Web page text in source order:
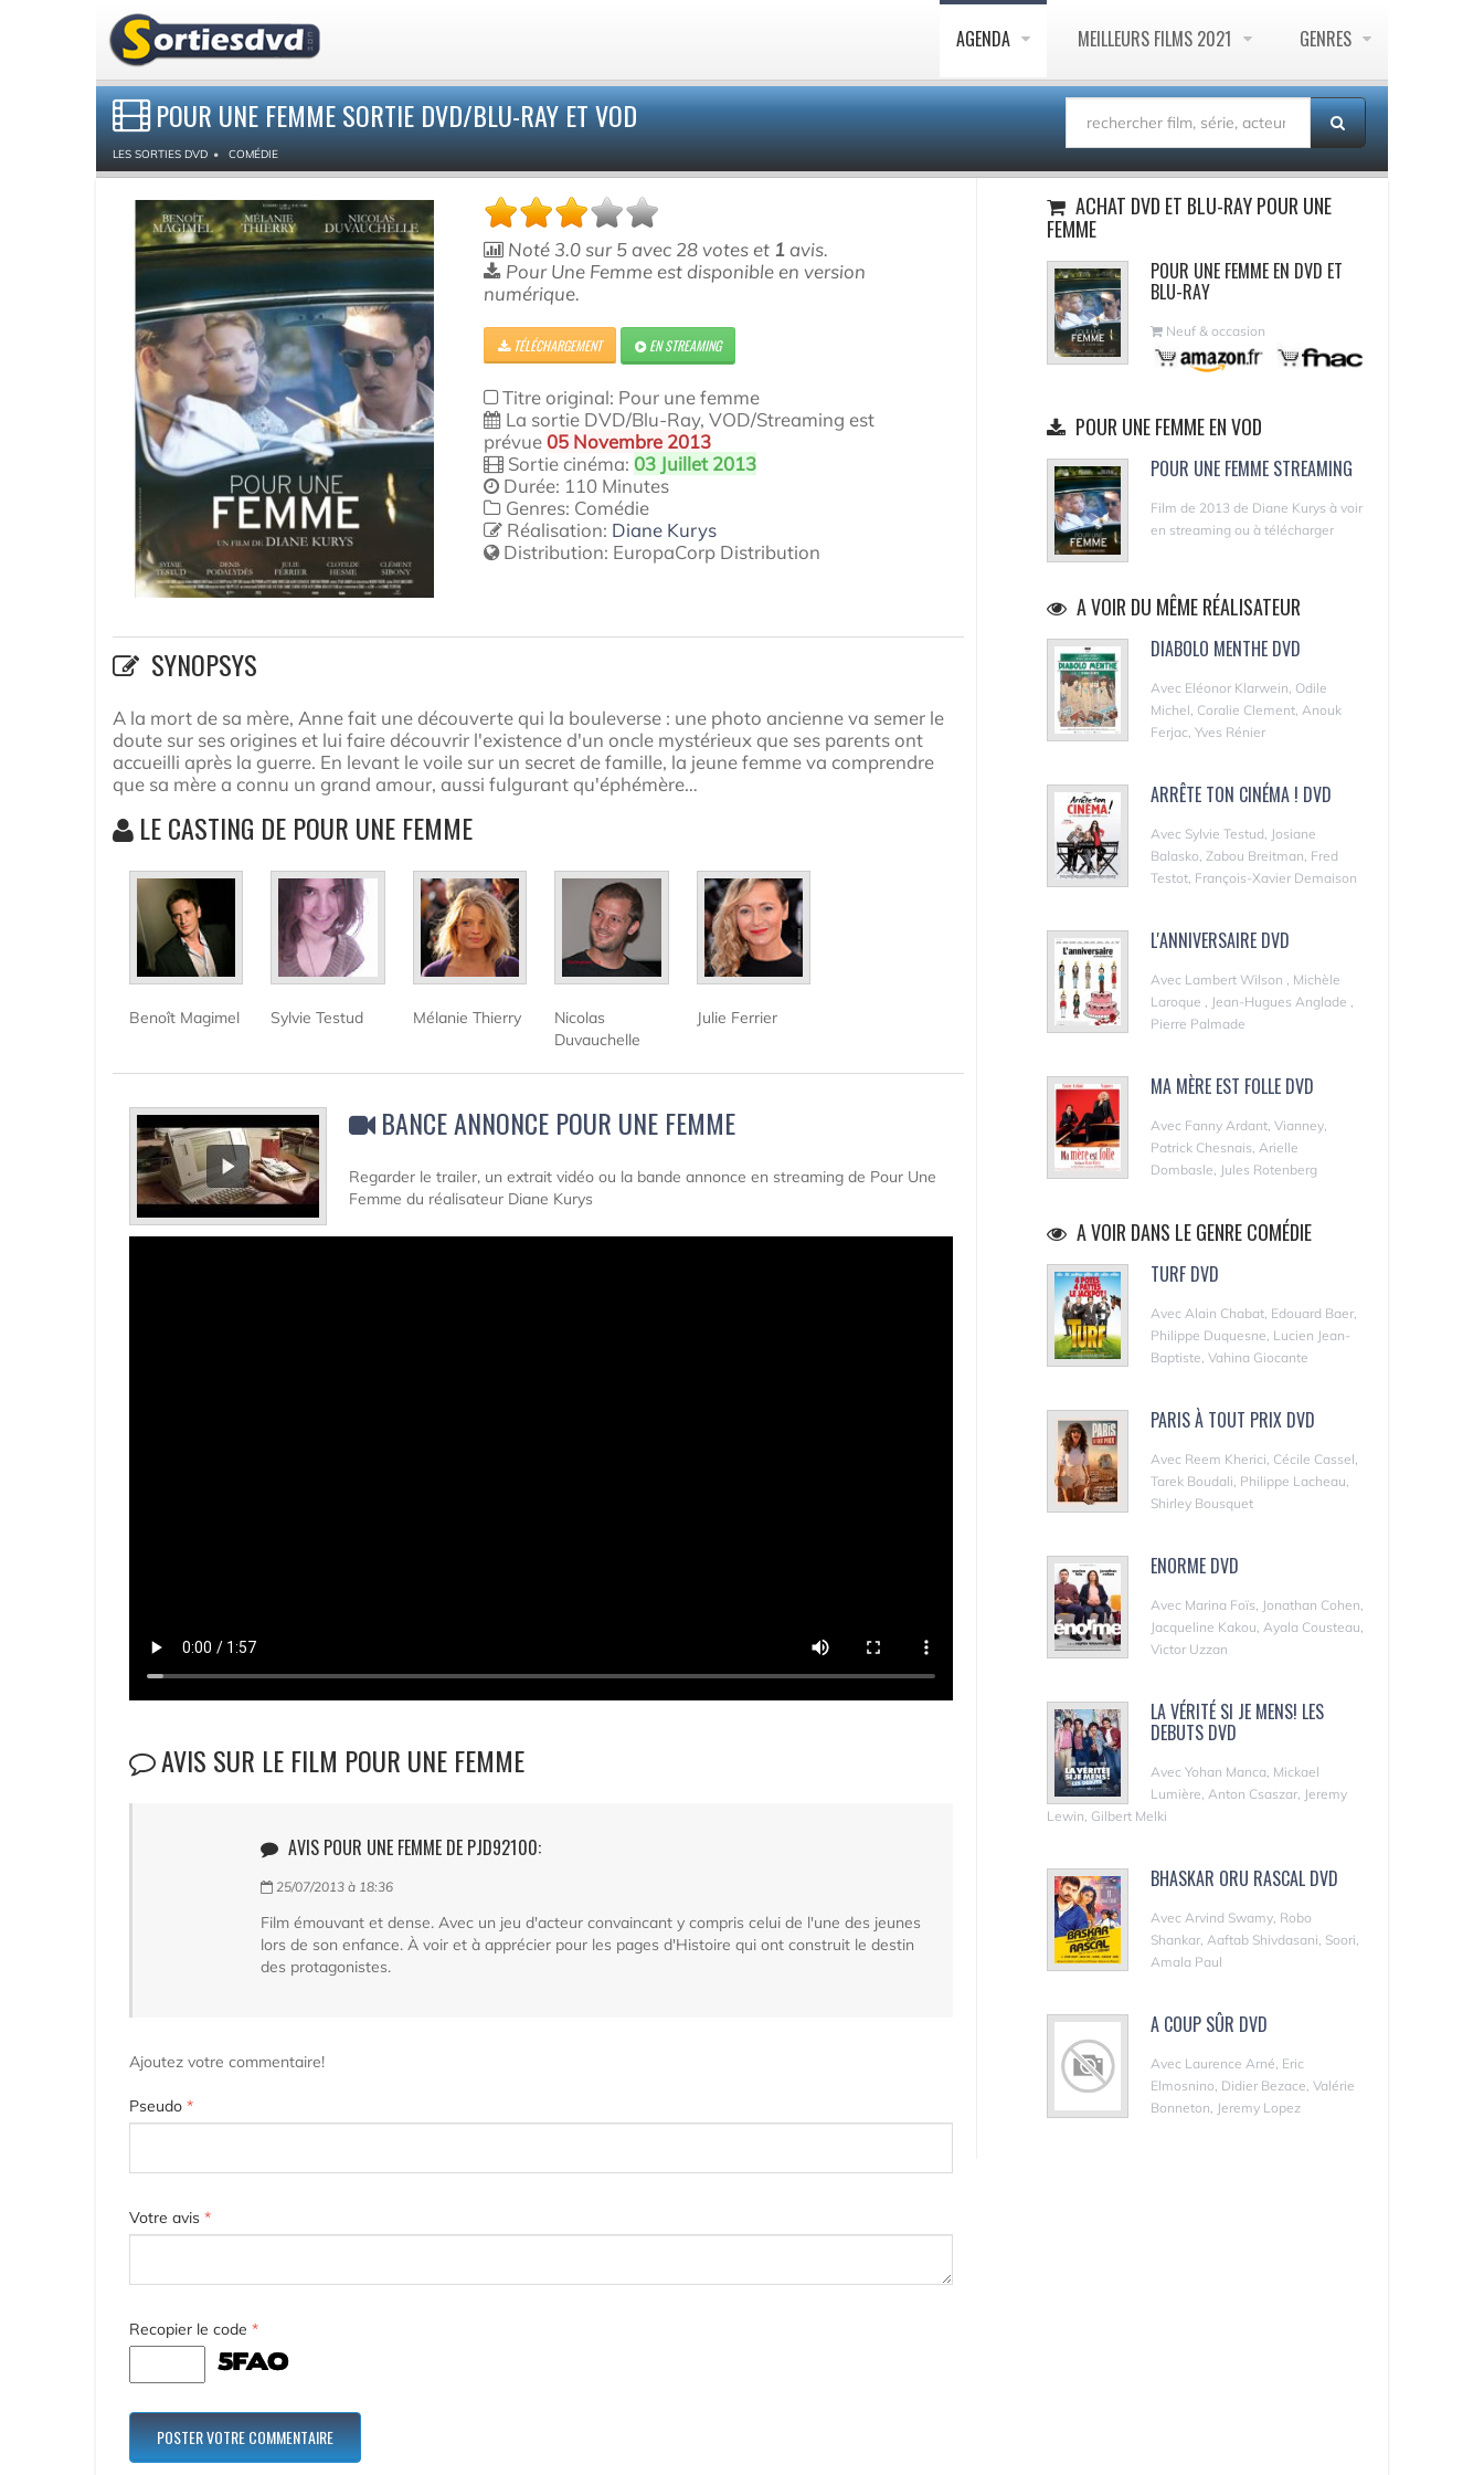
AGENDA MEILLEURS FILMS 2021 GENRES
POUR UNE FEMME SORTIE DVD/BLU-RAY ET VOD
LES SORTIES DVD COMÉDIE
Noté 3.0sur5 avec 28votes et 1 avis.
Pour Une Femme est disponible en version
numérique.
TÉLÉCHARGEMENT EN STREAMING
Titre original: Pour une femme
La sortie DVD/Blu-Ray, VOD/Streaming est
prévue05 Novembre 2013
Sortie cinéma: 03 Juillet 2013
Durée: 110 Minutes
Genres: Comédie
Réalisation: Diane Kurys
Distribution: EuropaCorp Distribution
SYNOPSYS
A la mort de sa mère, Anne fait une découverte qui la bouleverse : une photo ancienne va semer le
doute sur ses origines et lui faire découvrir l'existence d'un oncle mystérieux que ses parents ont
accueilli après la guerre. En levant le voile sur un secret de famille, la jeune femme va comprendre
que sa mère a connu un grand amour, aussi fulgurant qu'éphémère…
LE CASTING DE POUR UNE FEMME
Benoît Magimel Sylvie Testud Mélanie Thierry
Nicolas
Duvauchelle
Julie Ferrier
BANCE ANNONCE POUR UNE FEMME
Regarder le trailer, un extrait vidéo ou la bande annonce en streaming de Pour Une
Femme du réalisateur Diane Kurys
AVIS SUR LE FILM POUR UNE FEMME
AVIS POUR UNE FEMME DE PJD92100:
25/07/2013 à 18:36
Film émouvant et dense. Avec un jeu d'acteur convaincant y compris celui de l'une des jeunes
lors de son enfance. À voir et à apprécier pour les pages d'Histoire qui ont construit le destin
des protagonistes.
Ajoutez votre commentaire!
Pseudo *
Votre avis *
Recopier le code *
ACHAT DVD ET BLU-RAY POUR UNE
FEMME
POUR UNE FEMME EN DVD ET
BLU-RAY
Neuf & occasion
POUR UNE FEMME EN VOD
POUR UNE FEMME STREAMING
Film de 2013 de Diane Kurys à voir
en streaming ou à télécharger
A VOIR DU MÊME RÉALISATEUR
DIABOLO MENTHE DVD
Avec Eléonor Klarwein, Odile
Michel, Coralie Clement, Anouk
Ferjac, Yves Rénier
ARRÊTE TON CINÉMA ! DVD
Avec Sylvie Testud, Josiane
Balasko, Zabou Breitman, Fred
Testot, François-Xavier Demaison
L'ANNIVERSAIRE DVD
Avec Lambert Wilson , Michèle
Laroque , Jean-Hugues Anglade ,
Pierre Palmade
MA MÈRE EST FOLLE DVD
Avec Fanny Ardant, Vianney,
Patrick Chesnais, Arielle
Dombasle, Jules Rotenberg
A VOIR DANS LE GENRE COMÉDIE
TURF DVD
Avec Alain Chabat, Edouard Baer,
Philippe Duquesne, Lucien Jean-
Baptiste, Vahina Giocante
PARIS À TOUT PRIX DVD
Avec Reem Kherici, Cécile Cassel,
Tarek Boudali, Philippe Lacheau,
Shirley Bousquet
ENORME DVD
Avec Marina Foïs, Jonathan Cohen,
Jacqueline Kakou, Ayala Cousteau,
Victor Uzzan
LA VÉRITÉ SI JE MENS! LES
DEBUTS DVD
Avec Yohan Manca, Mickael
Lumière, Anton Csaszar, Jeremy
Lewin, Gilbert Melki
BHASKAR ORU RASCAL DVD
Avec Arvind Swamy, Robo
Shankar, Aaftab Shivdasani, Soori,
Amala Paul
A COUP SÛR DVD
Avec Laurence Arné, Eric
Elmosnino, Didier Bezace, Valérie
Bonneton, Jeremy Lopez